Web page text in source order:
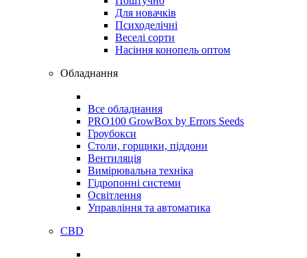
Для новачків
Психоделічні
Веселі сорти
Насіння конопель оптом
Обладнання
Все обладнання
PRO100 GrowBox by Errors Seeds
Гроубокси
Столи, горщики, піддони
Вентиляція
Вимірювальна техніка
Гідропонні системи
Освітлення
Управління та автоматика
CBD